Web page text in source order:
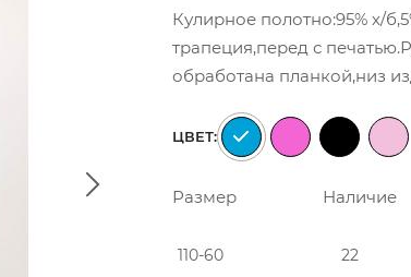
Кулирное полотно:95% х/
трапеция,перед с
обработана планкой,низ
ЦВЕТ:
Размер Наличие
110-60 22